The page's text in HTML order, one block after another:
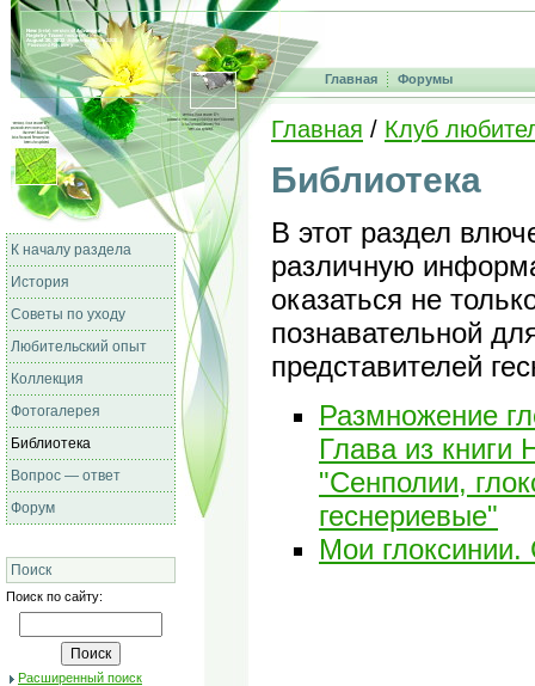
Главная Форумы
К началу раздела
История
Советы по уходу
Любительский опыт
Коллекция
Фотогалерея
Библиотека
Вопрос — ответ
Форум
Поиск
Поиск по сайту:
Расширенный поиск
Главная / Клуб
Библиотека
В этот раздел
различную
оказаться не
познавательной
представителей
Размножение
Глава из
"Сенполии,
геснериевые"
Мои